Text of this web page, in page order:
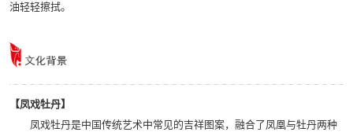
油轻轻擦拭。
【凤戏牡丹】
凤戏牡丹是中国传统艺术中常见的吉祥图案，融合了凤凰与牡丹两种